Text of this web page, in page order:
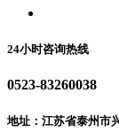
24小时咨询热线
0523-83260038
地址：江苏省泰州市